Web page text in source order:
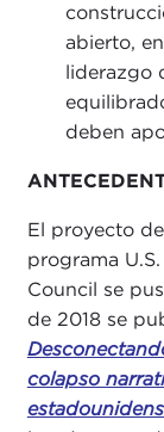
abierto,
liderazgo
deben
El proyecto
programa
Council se
de 2018 se
colapso